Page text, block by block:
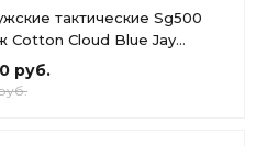
тактические Sg500
Cotton Cloud Blue Jay
руб.